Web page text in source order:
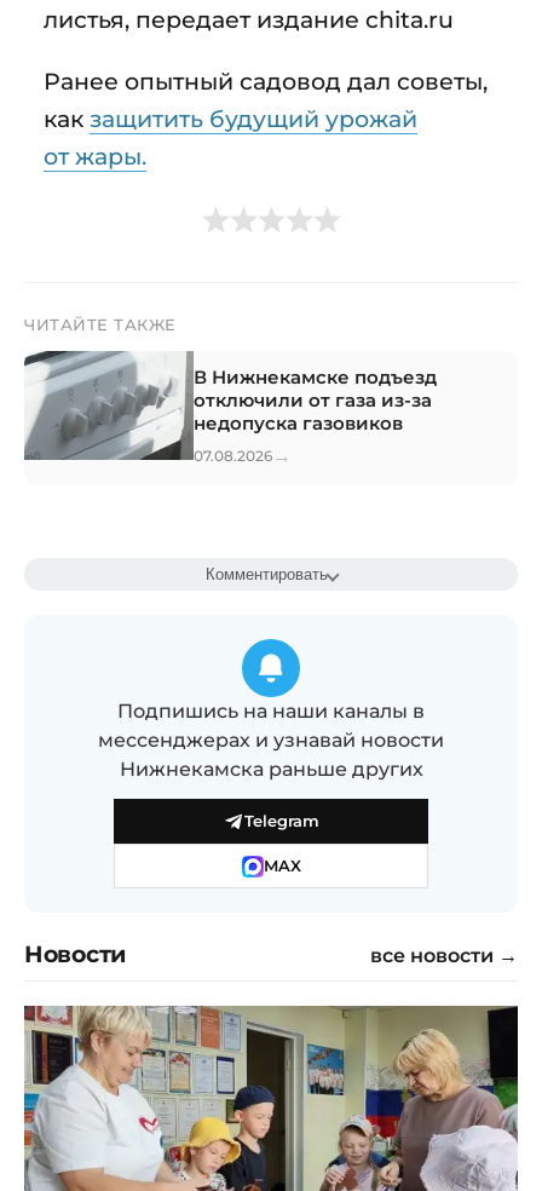
листья, передает издание chita.ru
Ранее опытный садовод дал советы,
как защитить будущий урожай
от жары.
ЧИТАЙТЕ ТАКЖЕ
В Нижнекамске подъезд
отключили от газа из-за
недопуска газовиков
07.08.2026 →
Комментировать
Подпишись на наши каналы в
мессенджерах и узнавай новости
Нижнекамска раньше других
Telegram
MAX
Новости все новости →